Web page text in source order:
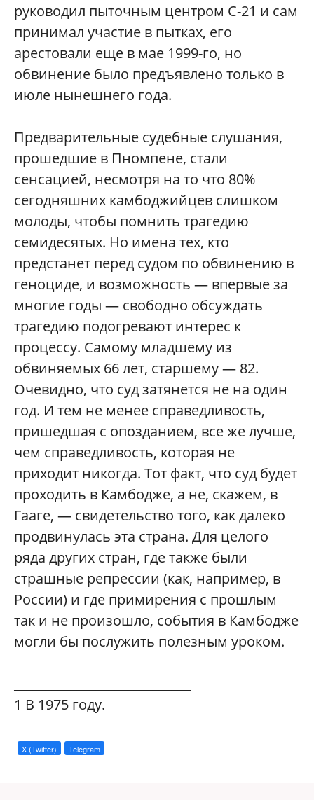
руководил пыточным центром С-21 и сам
принимал участие в пытках, его
арестовали еще в мае 1999-го, но
обвинение было предъявлено только в
июле нынешнего года.
Предварительные судебные слушания,
прошедшие в Пномпене, стали
сенсацией, несмотря на то что 80%
сегодняшних камбоджийцев слишком
молоды, чтобы помнить трагедию
семидесятых. Но имена тех, кто
предстанет перед судом по обвинению в
геноциде, и возможность — впервые за
многие годы — свободно обсуждать
трагедию подогревают интерес к
процессу. Самому младшему из
обвиняемых 66 лет, старшему — 82.
Очевидно, что суд затянется не на один
год. И тем не менее справедливость,
пришедшая с опозданием, все же лучше,
чем справедливость, которая не
приходит никогда. Тот факт, что суд будет
проходить в Камбодже, а не, скажем, в
Гааге, — свидетельство того, как далеко
продвинулась эта страна. Для целого
ряда других стран, где также были
страшные репрессии (как, например, в
России) и где примирения с прошлым
так и не произошло, события в Камбодже
могли бы послужить полезным уроком.
1 В 1975 году.
X (Twitter) Telegram